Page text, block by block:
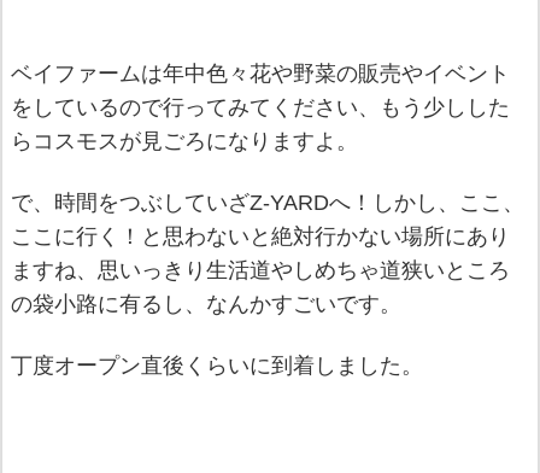
ベイファームは年中色々花や野菜の販売やイベント
をしているので行ってみてください、もう少しした
らコスモスが見ごろになりますよ。
で、時間をつぶしていざZ-YARDへ！しかし、ここ、
ここに行く！と思わないと絶対行かない場所にあり
ますね、思いっきり生活道やしめちゃ道狭いところ
の袋小路に有るし、なんかすごいです。
丁度オープン直後くらいに到着しました。